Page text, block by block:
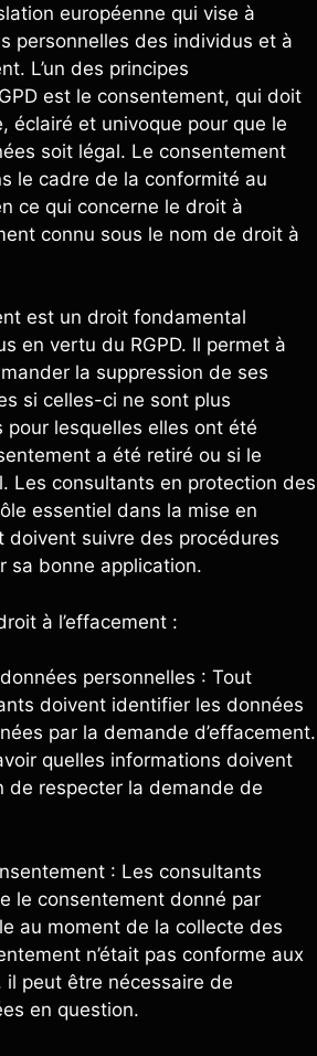
européenne qui vise à
personnelles des individus et à
L’un des principes
est le consentement, qui doit
éclairé et univoque pour que le
soit légal. Le consentement
le cadre de la conformité au
ce qui concerne le droit à
connu sous le nom de droit à
est un droit fondamental
en vertu du RGPD. Il permet à
la suppression de ses
si celles-ci ne sont plus
pour lesquelles elles ont été
a été retiré ou si le
Les consultants en protection des
essentiel dans la mise en
suivre des procédures
sa bonne application.
à l’effacement :
personnelles : Tout
doivent identifier les données
par la demande d’effacement.
quelles informations doivent
de respecter la demande de
: Les consultants
le consentement donné par
au moment de la collecte des
n’était pas conforme aux
il peut être nécessaire de
en question.